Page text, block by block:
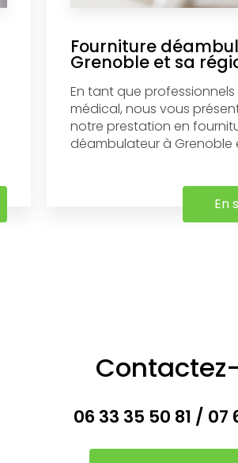
Fourniture
Grenoble et sa
En tant que
médical, nous vous
notre prestation en
déambulateur à Grenoble
En
06 33 35 50 81 / 07